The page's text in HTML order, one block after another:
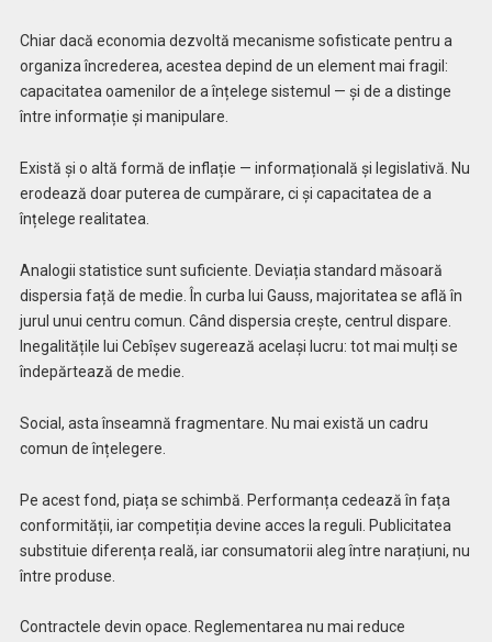
Chiar dacă economia dezvoltă mecanisme sofisticate pentru a
organiza încrederea, acestea depind de un element mai fragil:
capacitatea oamenilor de a înțelege sistemul — și de a distinge
între informație și manipulare.
Există și o altă formă de inflație — informațională și legislativă. Nu
erodează doar puterea de cumpărare, ci și capacitatea de a
înțelege realitatea.
Analogii statistice sunt suficiente. Deviația standard măsoară
dispersia față de medie. În curba lui Gauss, majoritatea se află în
jurul unui centru comun. Când dispersia crește, centrul dispare.
Inegalitățile lui Cebîșev sugerează același lucru: tot mai mulți se
îndepărtează de medie.
Social, asta înseamnă fragmentare. Nu mai există un cadru
comun de înțelegere.
Pe acest fond, piața se schimbă. Performanța cedează în fața
conformității, iar competiția devine acces la reguli. Publicitatea
substituie diferența reală, iar consumatorii aleg între narațiuni, nu
între produse.
Contractele devin opace. Reglementarea nu mai reduce